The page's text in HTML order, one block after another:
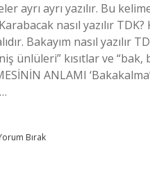
ayrı ayrı yazılır. Bu
nasıl yazılır
Bakayım nasıl yazılır
ünlüleri” kısıtlar ve
ANLAMI
Bırak